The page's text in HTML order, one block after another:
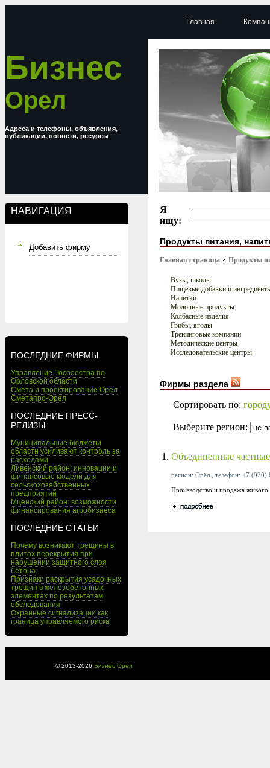
Бизнес
Орел
Адреса и телефоны, объявления,
публикации, новости, ресурсы
НАВИГАЦИЯ
Добавить фирму
ПОСЛЕДНИЕ ФИРМЫ
Управление Росреестра по
Орловской области
Смета и проектирование Орел
Сметапро-Орел
ПОСЛЕДНИЕ ПРЕСС-
РЕЛИЗЫ
Муниципальные бюджеты
области усиливают контроль за
расходами
Ливенский район: инновации и
финансовые модели для
сельскохозяйственных
предприятий
Мценский район: возможности
финансирования агробизнеса
ПОСЛЕДНИЕ СТАТЬИ
Почему возникают трещины в
плитах перекрытия при
нарушении защитного слоя
бетона
Признаки раскрытия усадочных
трещин в железобетонных
элементах по результатам
обследования
Охранные сигнализации как
граница управляемого риска
Главная
Я
ищу:
Продукты питания,
Главная страница Продукты
Вузы, школы
Пищевые добавки и
Напитки
Молочные продукты
Колбасные изделия
Грибы, ягоды
Тренинговые компании
Методические центры
Исследовательские центры
Фирмы раздела
Сортировать по:
Выберите регион:
1. Объединенные
регион: Орёл , телефон: +7
Производство и продажа живого
© 2013-2026 Бизнес Орел